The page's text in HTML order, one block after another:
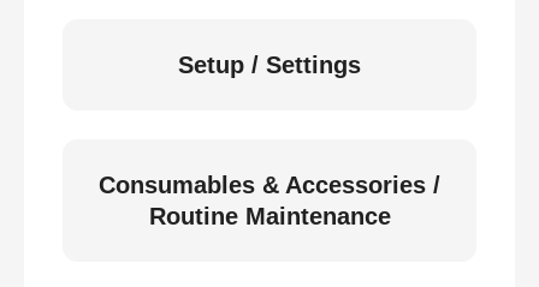
Setup / Settings
Consumables & Accessories /
Routine Maintenance